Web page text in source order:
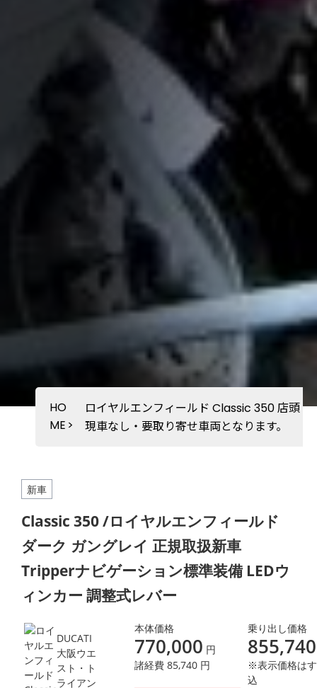
HO
ME>
ロイヤルエンフィールド Classic 350 店頭
現車なし・要取り寄せ車両となります。
新車
Classic 350 /ロイヤルエンフィールド
ダーク ガングレイ 正規取扱新車
Tripperナビゲーション標準装備 LEDウ
ィンカー 調整式レバー
DUCATI
大阪ウエ
スト・ト
ライアン
本体価格
770,000 円
乗り出し価格
855,740
諸経費 85,740 円
※表示価格は
込